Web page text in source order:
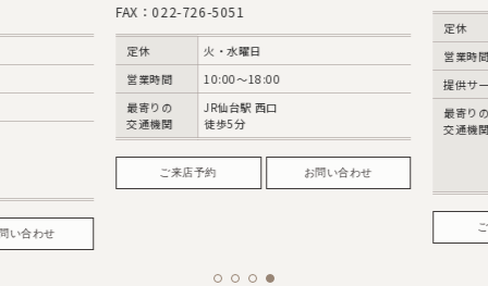
わせ
FAX：022-726-5051
定休
火・水曜日
営業時間
10:00～18:00
最寄りの
交通機関
JR仙台駅 西口
徒歩5分
ご来店予約 お問い合わせ
定休
営業時間
提供サービ
最寄りの
交通機関
ご